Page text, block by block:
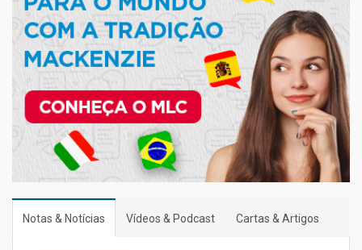
Notas & Notícias Vídeos & Podcast Cartas & Artigos